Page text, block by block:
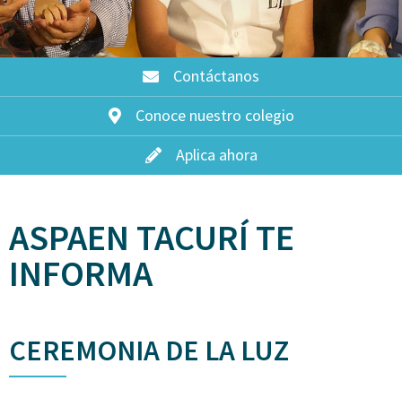
Contáctanos
Conoce nuestro colegio
Aplica ahora
ASPAEN TACURÍ TE
INFORMA
CEREMONIA DE LA LUZ